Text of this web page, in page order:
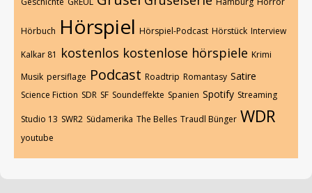
Hörbuch Hörspiel Hörspiel-Podcast Hörstück Interview
Kalkar 81 kostenlos kostenlose hörspiele Krimi
Musik persiflage Podcast Roadtrip Romantasy Satire
Science Fiction SDR SF Soundeffekte Spanien Spotify Streaming
Studio 13 SWR2 Südamerika The Belles Traudl Bünger WDR
youtube